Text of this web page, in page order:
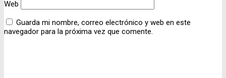
Web
Guarda mi nombre, correo electrónico y web en este
navegador para la próxima vez que comente.